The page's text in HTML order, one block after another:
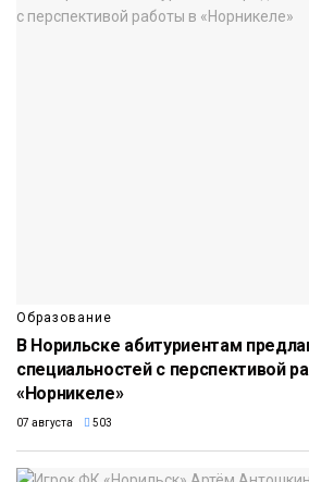
Образование
В Норильске абитуриентам
специальностей с перспективой
«Норникеле»
07 августа 503